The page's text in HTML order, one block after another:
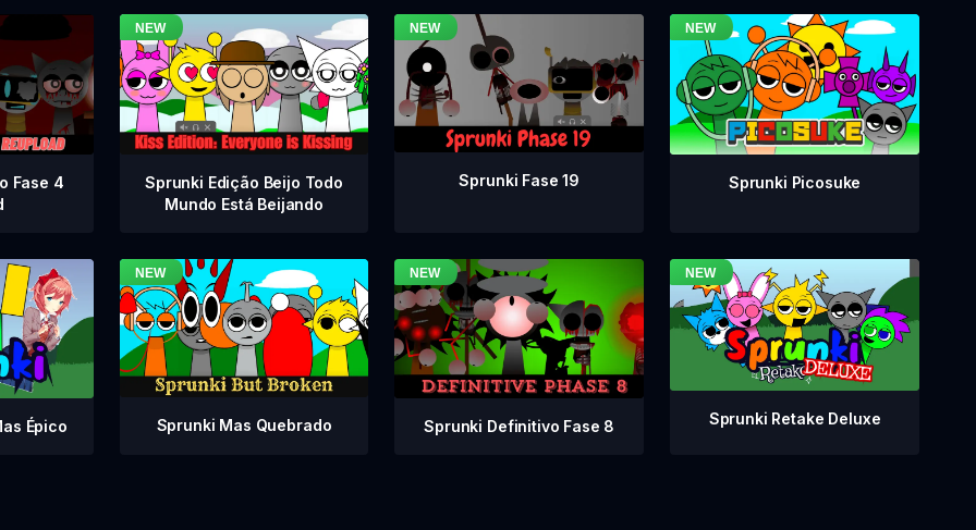
Fase 4
Sprunki Edição Beijo Todo
Mundo Está Beijando
Sprunki Fase 19 Sprunki Picosuke
Épico Sprunki Mas Quebrado Sprunki Definitivo Fase 8 Sprunki Retake Deluxe